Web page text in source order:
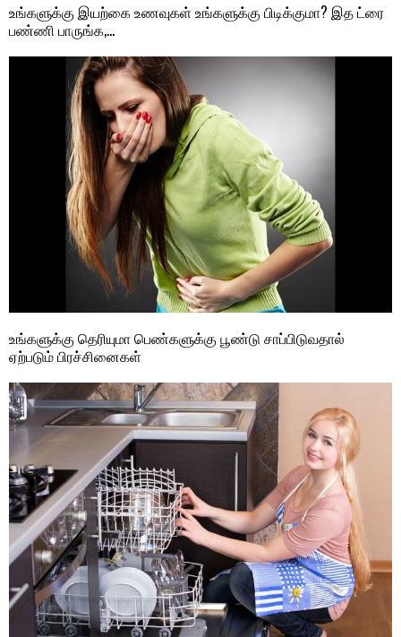
உங்களுக்கு இயற்கை உணவுகள் உங்களுக்கு பிடிக்குமா? இத ட்ரை
பண்ணி பாருங்க,…
உங்களுக்கு தெரியுமா பெண்களுக்கு பூண்டு சாப்பிடுவதால்
ஏற்படும் பிரச்சினைகள்